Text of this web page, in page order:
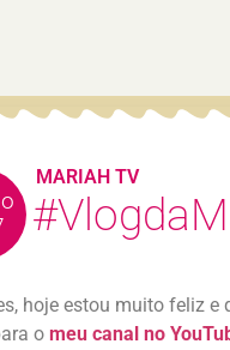
hoje estou muito feliz
o meu canal no
MARIAH TV